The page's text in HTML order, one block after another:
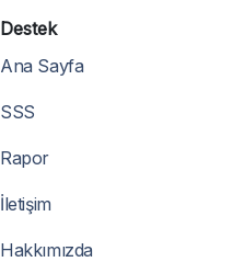
Destek
Ana Sayfa
SSS
Rapor
İletişim
Hakkımızda